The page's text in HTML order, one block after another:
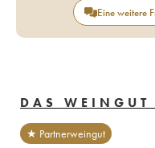
Eine weitere
DAS
★ Partnerweingut